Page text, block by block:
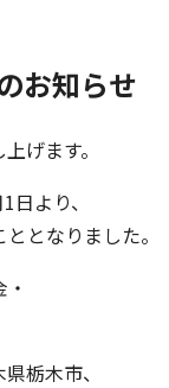
お知らせ
げます。
より、
となりました。
栃木市、